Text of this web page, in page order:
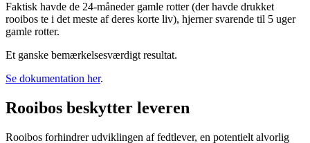
Faktisk havde de 24-måneder gamle rotter (der havde drukket
rooibos te i det meste af deres korte liv), hjerner svarende til 5 uger
gamle rotter.
Et ganske bemærkelsesværdigt resultat.
Se dokumentation her.
Rooibos beskytter leveren
Rooibos forhindrer udviklingen af ​​fedtlever, en potentielt alvorlig